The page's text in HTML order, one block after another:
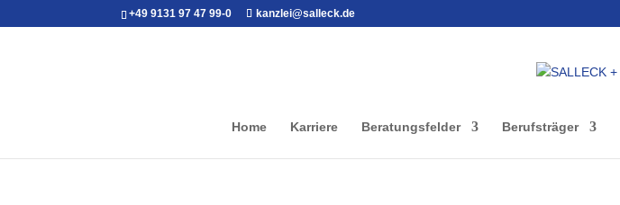
+49 9131 97 47 99-0 kanzlei@salleck.de
Home Karriere Beratungsfelder Berufsträger